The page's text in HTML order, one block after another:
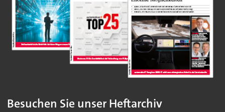
Besuchen Sie unser Heftarchiv